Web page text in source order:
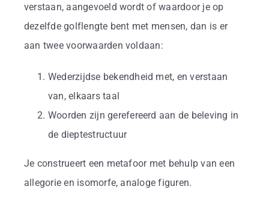
verstaan, aangevoeld wordt of waardoor je op
dezelfde golflengte bent met mensen, dan is er
aan twee voorwaarden voldaan:
Wederzijdse bekendheid met, en verstaan
van, elkaars taal
Woorden zijn gerefereerd aan de beleving in
de dieptestructuur
Je construeert een metafoor met behulp van een
allegorie en isomorfe, analoge figuren.